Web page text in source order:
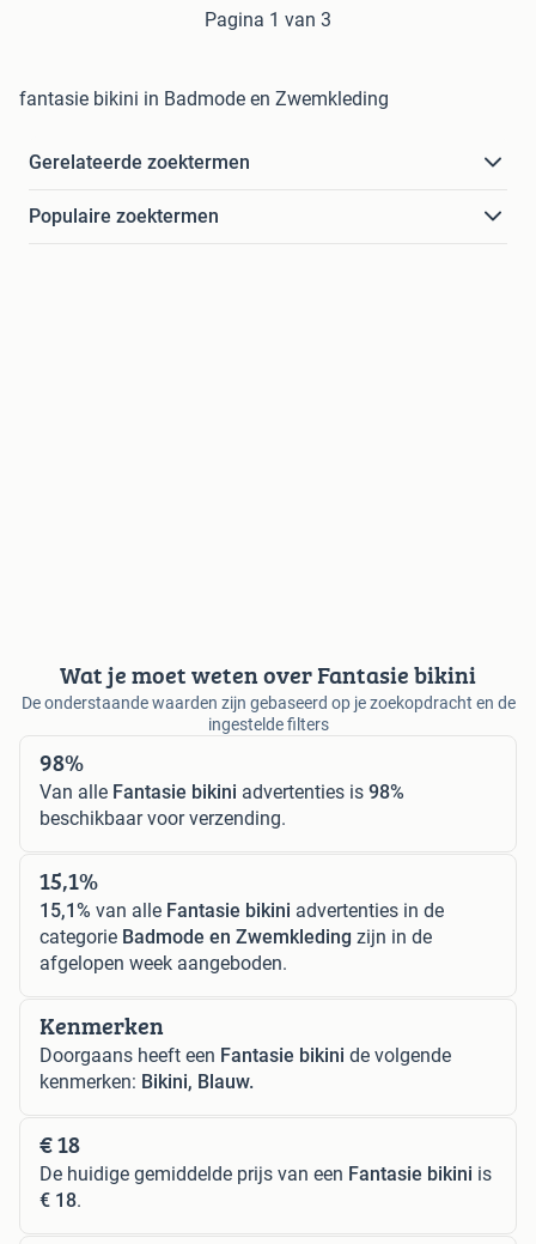
Pagina 1 van 3
fantasie bikini in Badmode en Zwemkleding
Gerelateerde zoektermen
Populaire zoektermen
Wat je moet weten over Fantasie bikini
De onderstaande waarden zijn gebaseerd op je zoekopdracht en de
ingestelde filters
98%
Van alle Fantasie bikini advertenties is 98%
beschikbaar voor verzending.
15,1%
15,1% van alle Fantasie bikini advertenties in de
categorie Badmode en Zwemkleding zijn in de
afgelopen week aangeboden.
Kenmerken
Doorgaans heeft een Fantasie bikini de volgende
kenmerken: Bikini, Blauw.
€ 18
De huidige gemiddelde prijs van een Fantasie bikini is
€ 18.